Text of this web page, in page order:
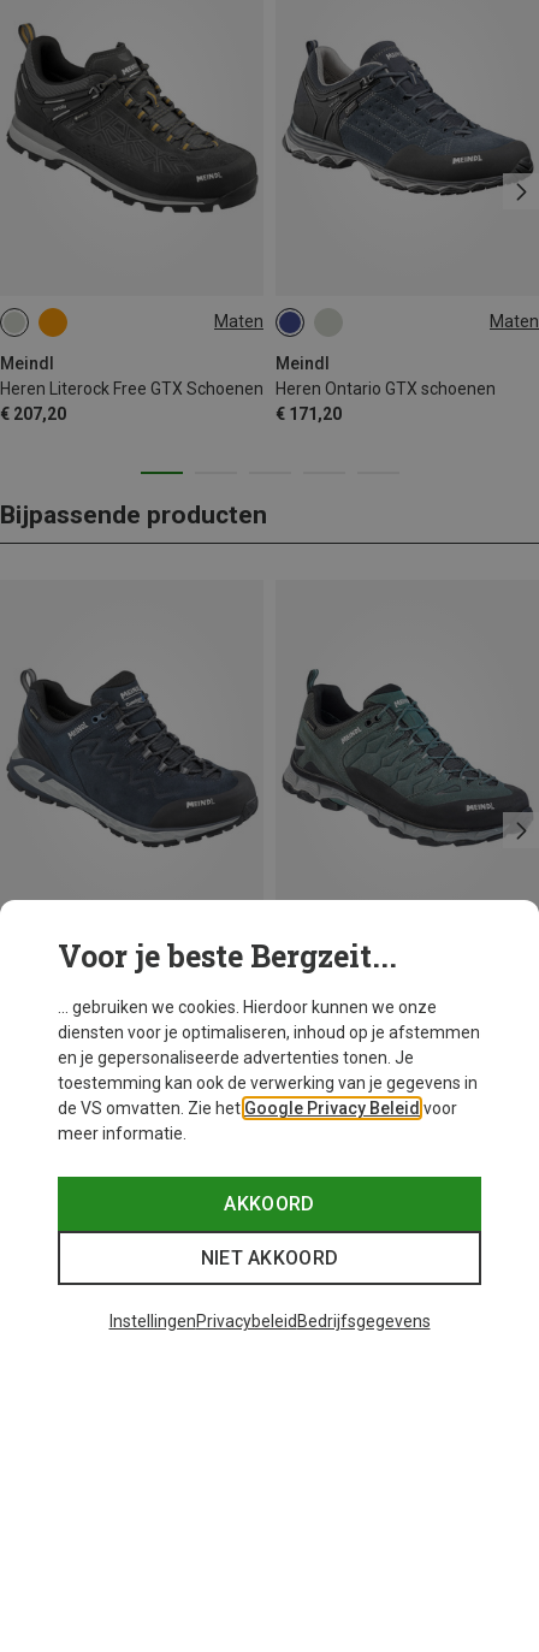
Maten
Meindl
Heren Literock Free GTX Schoenen
€ 207,20
Maten
Meindl
Heren Ontario GTX schoenen
€ 171,20
Bijpassende producten
Maten
Heren Messina Walker Schoenen
€ 184,20
Meindl
Heren Lite Trail GTX schoenen
€ 186,20
Voor je beste Bergzeit...
... gebruiken we cookies. Hierdoor kunnen we onze
diensten voor je optimaliseren, inhoud op je afstemmen
en je gepersonaliseerde advertenties tonen. Je
toestemming kan ook de verwerking van je gegevens in
de VS omvatten. Zie het Google Privacy Beleid voor
meer informatie.
AKKOORD
NIET AKKOORD
InstellingenPrivacybeleid Bedrijfsgegevens